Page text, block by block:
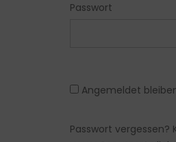
Passwort
Angemeldet
Passwort vergessen?